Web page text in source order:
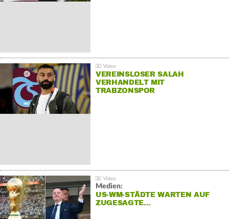
VEREINSLOSER SALAH
VERHANDELT MIT
TRABZONSPOR
Medien:
US-WM-STÄDTE WARTEN AUF
ZUGESAGTE…